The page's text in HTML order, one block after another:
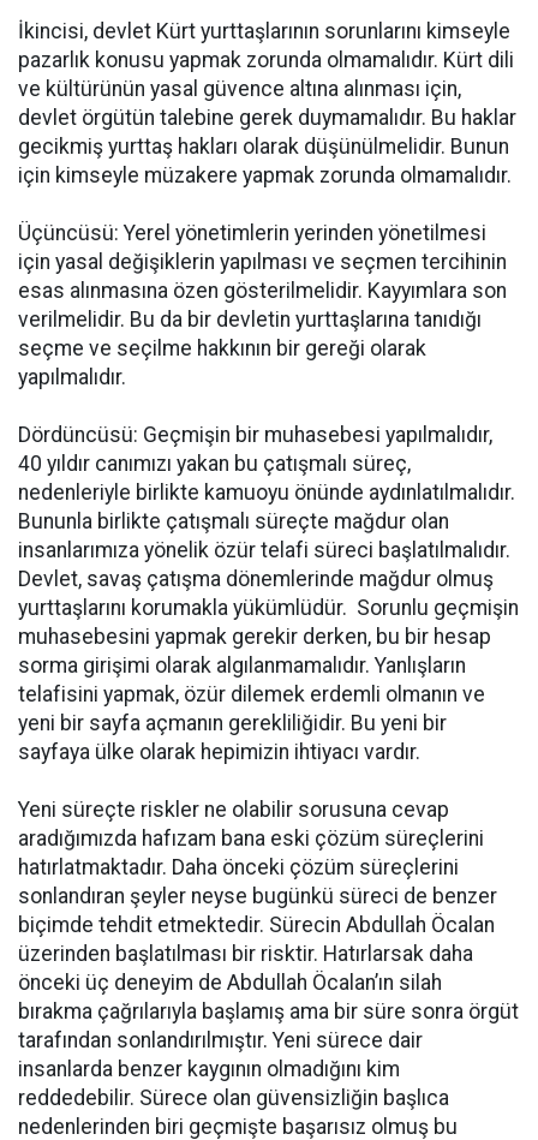
İkincisi, devlet Kürt yurttaşlarının sorunlarını kimseyle
pazarlık konusu yapmak zorunda olmamalıdır. Kürt dili
ve kültürünün yasal güvence altına alınması için,
devlet örgütün talebine gerek duymamalıdır. Bu haklar
gecikmiş yurttaş hakları olarak düşünülmelidir. Bunun
için kimseyle müzakere yapmak zorunda olmamalıdır.
Üçüncüsü: Yerel yönetimlerin yerinden yönetilmesi
için yasal değişiklerin yapılması ve seçmen tercihinin
esas alınmasına özen gösterilmelidir. Kayyımlara son
verilmelidir. Bu da bir devletin yurttaşlarına tanıdığı
seçme ve seçilme hakkının bir gereği olarak
yapılmalıdır.
Dördüncüsü: Geçmişin bir muhasebesi yapılmalıdır,
40 yıldır canımızı yakan bu çatışmalı süreç,
nedenleriyle birlikte kamuoyu önünde aydınlatılmalıdır.
Bununla birlikte çatışmalı süreçte mağdur olan
insanlarımıza yönelik özür telafi süreci başlatılmalıdır.
Devlet, savaş çatışma dönemlerinde mağdur olmuş
yurttaşlarını korumakla yükümlüdür. Sorunlu geçmişin
muhasebesini yapmak gerekir derken, bu bir hesap
sorma girişimi olarak algılanmamalıdır. Yanlışların
telafisini yapmak, özür dilemek erdemli olmanın ve
yeni bir sayfa açmanın gerekliliğidir. Bu yeni bir
sayfaya ülke olarak hepimizin ihtiyacı vardır.
Yeni süreçte riskler ne olabilir sorusuna cevap
aradığımızda hafızam bana eski çözüm süreçlerini
hatırlatmaktadır. Daha önceki çözüm süreçlerini
sonlandıran şeyler neyse bugünkü süreci de benzer
biçimde tehdit etmektedir. Sürecin Abdullah Öcalan
üzerinden başlatılması bir risktir. Hatırlarsak daha
önceki üç deneyim de Abdullah Öcalan’ın silah
bırakma çağrılarıyla başlamış ama bir süre sonra örgüt
tarafından sonlandırılmıştır. Yeni sürece dair
insanlarda benzer kaygının olmadığını kim
reddedebilir. Sürece olan güvensizliğin başlıca
nedenlerinden biri geçmişte başarısız olmuş bu